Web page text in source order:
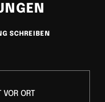
SCHREIBEN
VOR ORT